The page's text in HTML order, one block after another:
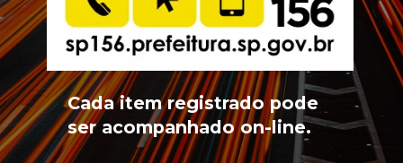
Cada item registrado pode
ser acompanhado on-line.